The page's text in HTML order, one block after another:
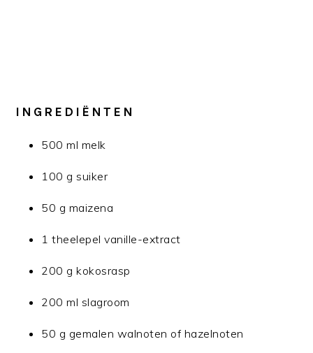
INGREDIËNTEN
500 ml melk
100 g suiker
50 g maizena
1 theelepel vanille-extract
200 g kokosrasp
200 ml slagroom
50 g gemalen walnoten of hazelnoten